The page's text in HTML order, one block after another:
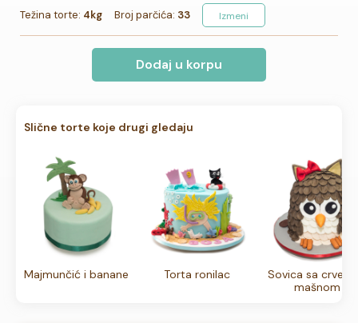
Težina torte: 4kg Broj parčića: 33 Izmeni
Dodaj u korpu
Slične torte koje drugi gledaju
Majmunčić i banane Torta ronilac
Sovica sa
mašnom